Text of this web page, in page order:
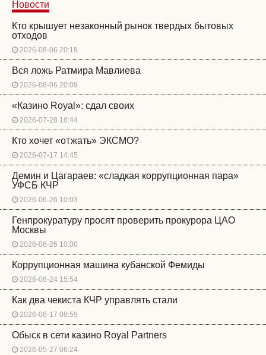
Новости
Кто крышует незаконный рынок твердых бытовых
отходов
2026-08-06 20:18
Вся ложь Ратмира Мавлиева
2026-08-06 20:09
«Казино Royal»: сдал своих
2026-07-28 18:44
Кто хочет «отжать» ЭКСМО?
2026-07-17 14:45
Демин и Цагараев: «сладкая коррупционная пара»
УФСБ КЧР
2026-06-26 10:03
Генпрокуратуру просят проверить прокурора ЦАО
Москвы
2026-06-26 10:00
Коррупционная машина кубанской Фемиды
2026-06-24 15:54
Как два чекиста КЧР управлять стали
2026-06-17 08:59
Обыск в сети казино Royal Partners
2026-05-27 06:24